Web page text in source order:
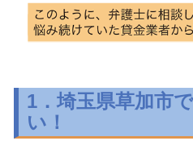
1．埼玉県草加市
い！